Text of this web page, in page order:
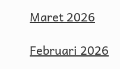
Maret 2026
Februari 2026